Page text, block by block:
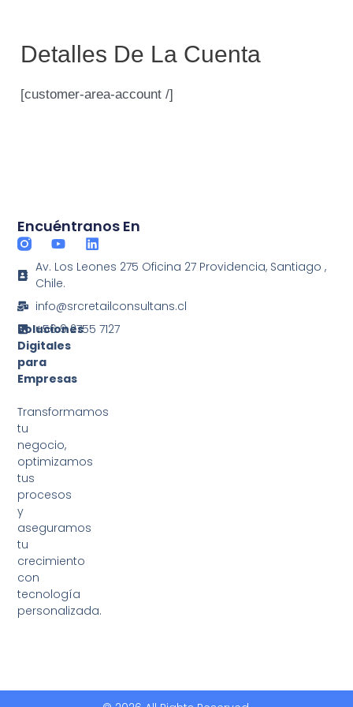
contenido
Detalles De La Cuenta
[customer-area-account /]
Soluciones
Digitales
para
Empresas
Transformamos
tu
negocio,
optimizamos
tus
procesos
y
aseguramos
tu
crecimiento
con
tecnología
personalizada.
Encuéntranos En
Y
u
t
b
e
L
i
n
d
i
Av. Los Leones 275 Oficina 27 Providencia, Santiago ,
Chile.
info@srcretailconsultans.cl
+56 9 2755 7127